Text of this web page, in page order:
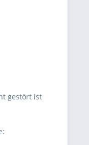
gestört ist